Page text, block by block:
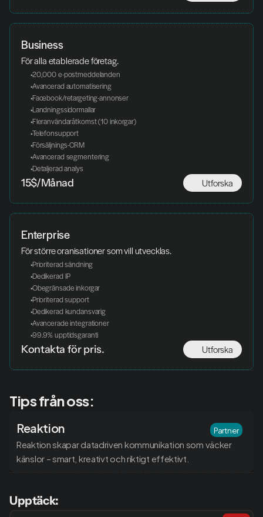
Business
För alla etablerade företag.
20,000 e-postmeddelanden
Avancerad automatisering
Facebook/retargeting-annonser
Landningssidormallar
Fleranvändaråtkomst (10 inkorgar)
Telefonsupport
Försäljnings-CRM
Avancerad segmentering
Detaljerad analys
Utforska
15$/Månad
Enterprise
För större oranisationer som vill utvecklas.
Prioriterad sändning
Dedikerad IP
Obegränsade inkorgar
Prioriterad support
Dedikerad kundansvarig
Avancerade integrationer
99.9% upptidsgaranti
Utforska
Kontakta för pris.
Tips från oss:
Reaktion
Reaktion skapar datadriven kommunikation som väcker
känslor – smart, kreativt och riktigt effektivt.
Partner
Upptäck: